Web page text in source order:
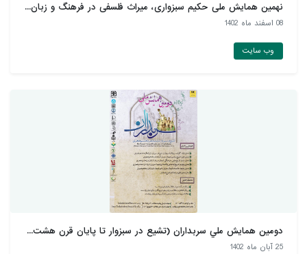
نهمین همایش ملی حکیم سبزواری، میراث فلسفی در فرهنگ و زبان...
08 اسفند ماه 1402
وب سایت
دومين همايش ملي سربداران (تشيع در سبزوار تا پايان قرن هشت...
25 آبان ماه 1402